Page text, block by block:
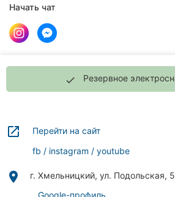
клиники
Рестораны
рубрики
города:
Хмельницкий
Начать чат
done Резервное
launch
Перейти на сайт
fb
instagram youtube
place г. Хмельницкий, ул. Подольская,
Google-профиль